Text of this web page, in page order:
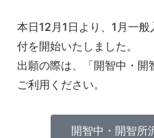
本日12月1日より、1月一
付を開始いたしました。
出願の際は、「開智中・開
ご利用ください。
開智中・開智所